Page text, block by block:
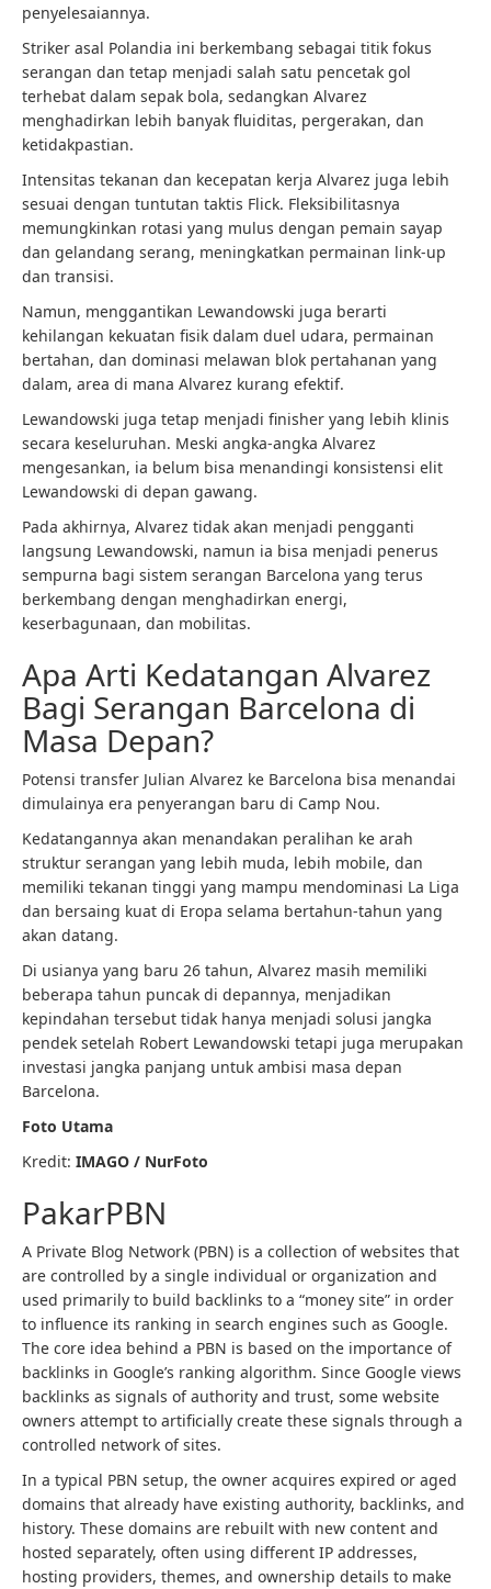
penyelesaiannya.
Striker asal Polandia ini berkembang sebagai titik fokus
serangan dan tetap menjadi salah satu pencetak gol
terhebat dalam sepak bola, sedangkan Alvarez
menghadirkan lebih banyak fluiditas, pergerakan, dan
ketidakpastian.
Intensitas tekanan dan kecepatan kerja Alvarez juga lebih
sesuai dengan tuntutan taktis Flick. Fleksibilitasnya
memungkinkan rotasi yang mulus dengan pemain sayap
dan gelandang serang, meningkatkan permainan link-up
dan transisi.
Namun, menggantikan Lewandowski juga berarti
kehilangan kekuatan fisik dalam duel udara, permainan
bertahan, dan dominasi melawan blok pertahanan yang
dalam, area di mana Alvarez kurang efektif.
Lewandowski juga tetap menjadi finisher yang lebih klinis
secara keseluruhan. Meski angka-angka Alvarez
mengesankan, ia belum bisa menandingi konsistensi elit
Lewandowski di depan gawang.
Pada akhirnya, Alvarez tidak akan menjadi pengganti
langsung Lewandowski, namun ia bisa menjadi penerus
sempurna bagi sistem serangan Barcelona yang terus
berkembang dengan menghadirkan energi,
keserbagunaan, dan mobilitas.
Apa Arti Kedatangan Alvarez
Bagi Serangan Barcelona di
Masa Depan?
Potensi transfer Julian Alvarez ke Barcelona bisa menandai
dimulainya era penyerangan baru di Camp Nou.
Kedatangannya akan menandakan peralihan ke arah
struktur serangan yang lebih muda, lebih mobile, dan
memiliki tekanan tinggi yang mampu mendominasi La Liga
dan bersaing kuat di Eropa selama bertahun-tahun yang
akan datang.
Di usianya yang baru 26 tahun, Alvarez masih memiliki
beberapa tahun puncak di depannya, menjadikan
kepindahan tersebut tidak hanya menjadi solusi jangka
pendek setelah Robert Lewandowski tetapi juga merupakan
investasi jangka panjang untuk ambisi masa depan
Barcelona.
Foto Utama
Kredit: IMAGO / NurFoto
PakarPBN
A Private Blog Network (PBN) is a collection of websites that
are controlled by a single individual or organization and
used primarily to build backlinks to a “money site” in order
to influence its ranking in search engines such as Google.
The core idea behind a PBN is based on the importance of
backlinks in Google’s ranking algorithm. Since Google views
backlinks as signals of authority and trust, some website
owners attempt to artificially create these signals through a
controlled network of sites.
In a typical PBN setup, the owner acquires expired or aged
domains that already have existing authority, backlinks, and
history. These domains are rebuilt with new content and
hosted separately, often using different IP addresses,
hosting providers, themes, and ownership details to make